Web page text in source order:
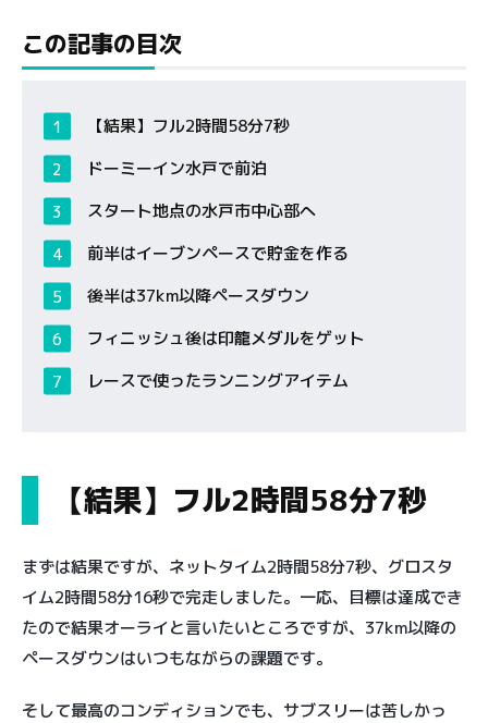
この記事の目次
【結果】フル2時間58分7秒
ドーミーイン水戸で前泊
スタート地点の水戸市中心部へ
前半はイーブンペースで貯金を作る
後半は37km以降ペースダウン
フィニッシュ後は印籠メダルをゲット
レースで使ったランニングアイテム
【結果】フル2時間58分7秒
まずは結果ですが、ネットタイム2時間58分7秒、グロスタ
イム2時間58分16秒で完走しました。一応、目標は達成でき
たので結果オーライと言いたいところですが、37km以降の
ペースダウンはいつもながらの課題です。
そして最高のコンディションでも、サブスリーは苦しかっ